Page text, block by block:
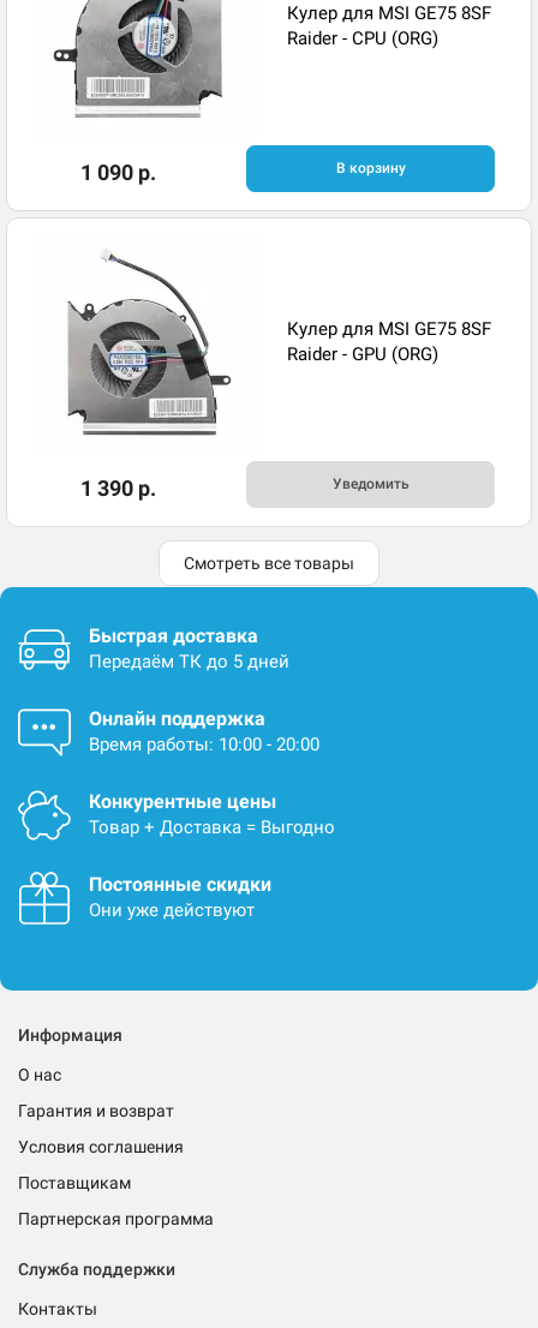
Кулер для MSI GE75 8SF
Raider - CPU (ORG)
1 090 р. В корзину
Кулер для MSI GE75 8SF
Raider - GPU (ORG)
1 390 р. Уведомить
Смотреть все товары
Быстрая доставка
Передаём ТК до 5 дней
Онлайн поддержка
Время работы: 10:00 - 20:00
Конкурентные цены
Товар + Доставка = Выгодно
Постоянные скидки
Они уже действуют
Информация
О нас
Гарантия и возврат
Условия соглашения
Поставщикам
Партнерская программа
Служба поддержки
Контакты